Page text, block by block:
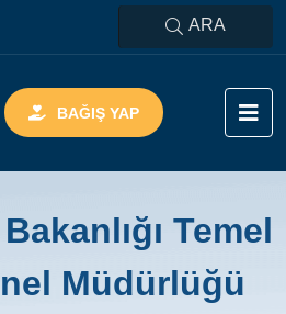
ARA
BAĞIŞ YAP
Temel
Müdürlüğü